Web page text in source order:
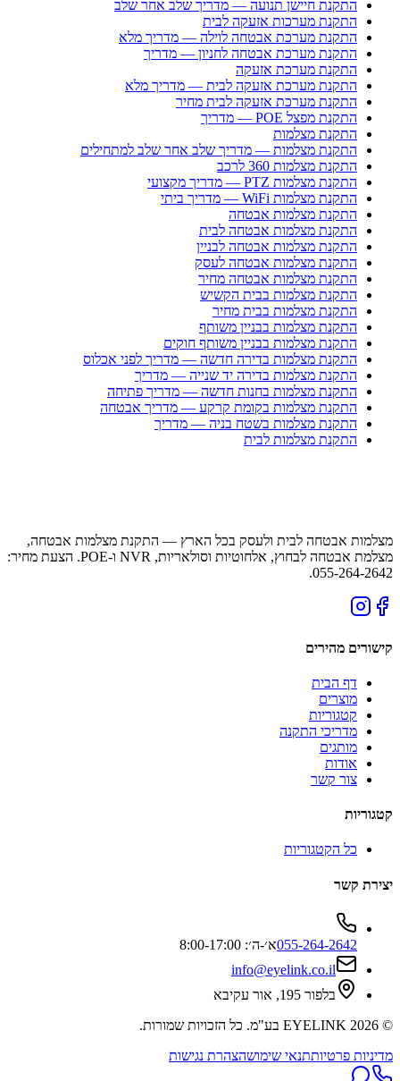
התקנת חיישן תנועה — מדריך שלב אחר שלב
התקנת מערכות אזעקה לבית
התקנת מערכת אבטחה לוילה — מדריך מלא
התקנת מערכת אבטחה לחניון — מדריך
התקנת מערכת אזעקה
התקנת מערכת אזעקה לבית — מדריך מלא
התקנת מערכת אזעקה לבית מחיר
התקנת מפצל POE — מדריך
התקנת מצלמות
התקנת מצלמות — מדריך שלב אחר שלב למתחילים
התקנת מצלמות 360 לרכב
התקנת מצלמות PTZ — מדריך מקצועי
התקנת מצלמות WiFi — מדריך ביתי
התקנת מצלמות אבטחה
התקנת מצלמות אבטחה לבית
התקנת מצלמות אבטחה לבניין
התקנת מצלמות אבטחה לעסק
התקנת מצלמות אבטחה מחיר
התקנת מצלמות בבית הקשיש
התקנת מצלמות בבית מחיר
התקנת מצלמות בבניין משותף
התקנת מצלמות בבניין משותף חוקים
התקנת מצלמות בדירה חדשה — מדריך לפני אכלוס
התקנת מצלמות בדירה יד שנייה — מדריך
התקנת מצלמות בחנות חדשה — מדריך פתיחה
התקנת מצלמות בקומת קרקע — מדריך אבטחה
התקנת מצלמות בשטח בניה — מדריך
התקנת מצלמות לבית
מצלמות אבטחה לבית ולעסק בכל הארץ — התקנת מצלמות אבטחה,
מצלמת אבטחה לבחוץ, אלחוטיות וסולאריות, NVR ו-POE. הצעת מחיר:
055-264-2642.
קישורים מהירים
דף הבית
מוצרים
קטגוריות
מדריכי התקנה
מותגים
אודות
צור קשר
קטגוריות
כל הקטגוריות
יצירת קשר
055-264-2642א׳-ה׳: 8:00-17:00
info@eyelink.co.il
בלפור 195, אור עקיבא
©
2026 EYELINK בע"מ
. כל הזכויות שמורות.
מדיניות פרטיותתנאי שימושהצהרת נגישות